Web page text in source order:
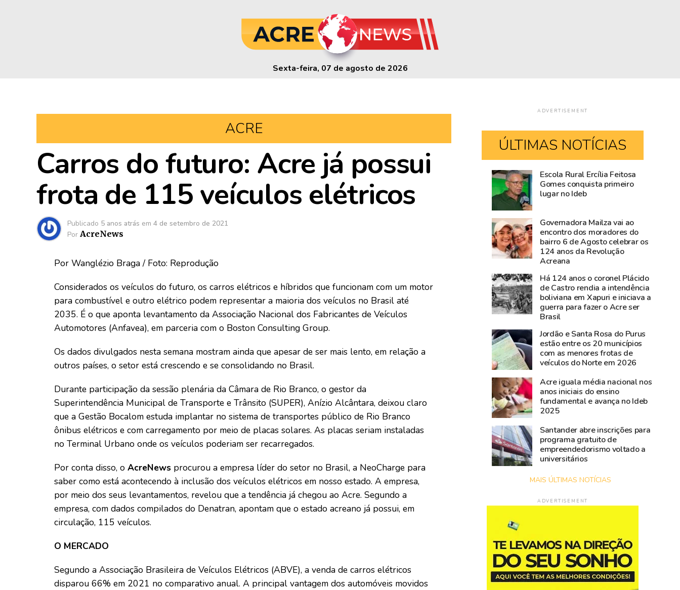
Sexta-feira, 07 de agosto de 2026
ACRE
Carros do futuro: Acre já possui
frota de 115 veículos elétricos
Publicado 5 anos atrás em 4 de setembro de 2021
Por AcreNews
Por Wanglézio Braga / Foto: Reprodução
Considerados os veículos do futuro, os carros elétricos e híbridos que funcionam com um motor
para combustível e outro elétrico podem representar a maioria dos veículos no Brasil até
2035. É o que aponta levantamento da Associação Nacional dos Fabricantes de Veículos
Automotores (Anfavea), em parceria com o Boston Consulting Group.
Os dados divulgados nesta semana mostram ainda que apesar de ser mais lento, em relação a
outros países, o setor está crescendo e se consolidando no Brasil.
Durante participação da sessão plenária da Câmara de Rio Branco, o gestor da
Superintendência Municipal de Transporte e Trânsito (SUPER), Anízio Alcântara, deixou claro
que a Gestão Bocalom estuda implantar no sistema de transportes público de Rio Branco
ônibus elétricos e com carregamento por meio de placas solares. As placas seriam instaladas
no Terminal Urbano onde os veículos poderiam ser recarregados.
Por conta disso, o AcreNews procurou a empresa líder do setor no Brasil, a NeoCharge para
saber como está acontecendo à inclusão dos veículos elétricos em nosso estado. A empresa,
por meio dos seus levantamentos, revelou que a tendência já chegou ao Acre. Segundo a
empresa, com dados compilados do Denatran, apontam que o estado acreano já possui, em
circulação, 115 veículos.
O MERCADO
Segundo a Associação Brasileira de Veículos Elétricos (ABVE), a venda de carros elétricos
disparou 66% em 2021 no comparativo anual. A principal vantagem dos automóveis movidos
ADVERTISEMENT
ÚLTIMAS NOTÍCIAS
Após
articulação
do
Estado,
documentos
históricos
de
de
Castro
são
resgatados
em
São
Gabriel,
no
Rio
Grande
do
Sul
Casamento
coletivo
será
realizado
nesta
sexta-
feira,
Expoacre
Escola Rural Ercília Feitosa
Gomes conquista primeiro
lugar no Ideb
Governadora Mailza vai ao
encontro dos moradores do
bairro 6 de Agosto celebrar os
124 anos da Revolução
Acreana
Há 124 anos o coronel Plácido
de Castro rendia a intendência
boliviana em Xapuri e iniciava a
guerra para fazer o Acre ser
Brasil
Jordão e Santa Rosa do Purus
estão entre os 20 municípios
com as menores frotas de
veículos do Norte em 2026
Acre iguala média nacional nos
anos iniciais do ensino
fundamental e avança no Ideb
2025
Santander abre inscrições para
programa gratuito de
empreendedorismo voltado a
universitários
MAIS ÚLTIMAS NOTÍCIAS
ADVERTISEMENT